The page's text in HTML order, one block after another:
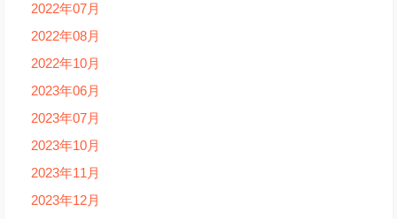
2022年07月
2022年08月
2022年10月
2023年06月
2023年07月
2023年10月
2023年11月
2023年12月